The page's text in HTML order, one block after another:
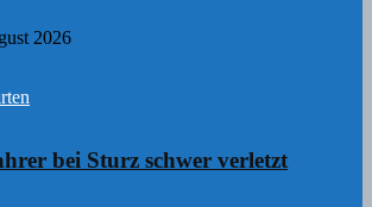
2026
bei Sturz schwer verletzt